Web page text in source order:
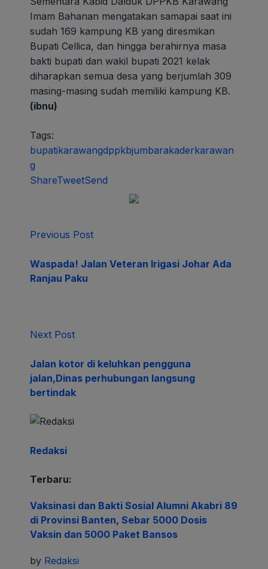
Imam Bahanan mengatakan samapai saat ini
sudah 169 kampung KB yang diresmikan
Bupati Cellica, dan hingga berahirnya masa
bakti bupati dan wakil bupati 2021 kelak
diharapkan semua desa yang berjumlah 309
masing-masing sudah memiliki kampung KB.
(ibnu)
Tags:
bupatikarawangdppkbjumbarakaderkarawan
g
ShareTweetSend
Previous Post
Waspada! Jalan Veteran Irigasi Johar Ada
Ranjau Paku
Next Post
Jalan kotor di keluhkan pengguna
jalan,Dinas perhubungan langsung
bertindak
Redaksi
Terbaru:
Vaksinasi dan Bakti Sosial Alumni Akabri 89
di Provinsi Banten, Sebar 5000 Dosis
Vaksin dan 5000 Paket Bansos
by Redaksi